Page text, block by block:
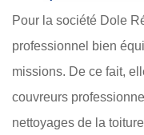
Pour la société Dole
professionnel bien
missions. De ce fait,
couvreurs
nettoyages de la